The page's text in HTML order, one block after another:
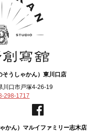
うしゃかん）東川口店
川口市戸塚4-26-19
298-1717
かん）マルイファミリー志木店